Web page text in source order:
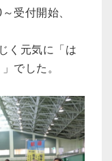
受付開始、
く元気に「は
でした。